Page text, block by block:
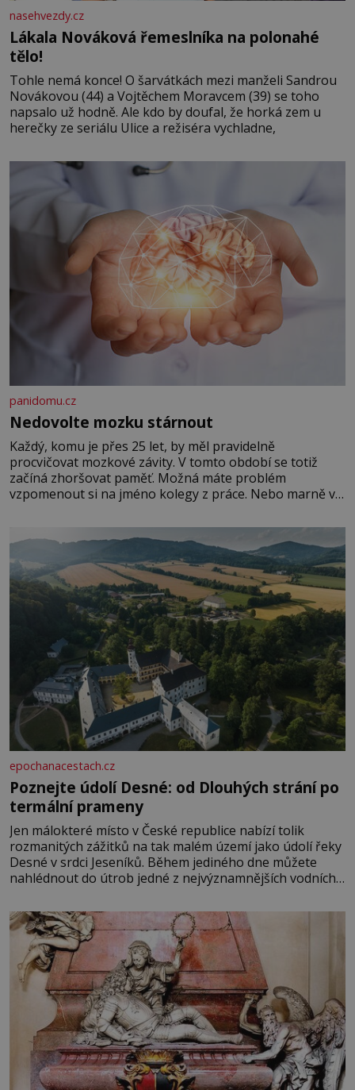
nasehvezdy.cz
Lákala Nováková řemeslníka na polonahé
tělo!
Tohle nemá konce! O šarvátkách mezi manželi Sandrou
Novákovou (44) a Vojtěchem Moravcem (39) se toho
napsalo už hodně. Ale kdo by doufal, že horká zem u
herečky ze seriálu Ulice a režiséra vychladne,
panidomu.cz
Nedovolte mozku stárnout
Každý, komu je přes 25 let, by měl pravidelně
procvičovat mozkové závity. V tomto období se totiž
začíná zhoršovat paměť. Možná máte problém
vzpomenout si na jméno kolegy z práce. Nebo marně v
Je to opravdu tak, s věkem jako kdyby se paměť
rozhodla stávkovat. Cvičte
epochanacestach.cz
Poznejte údolí Desné: od Dlouhých strání po
termální prameny
Jen málokteré místo v České republice nabízí tolik
rozmanitých zážitků na tak malém území jako údolí řeky
Desné v srdci Jeseníků. Během jediného dne můžete
nahlédnout do útrob jedné z nejvýznamnějších vodních
se na koloběžce a den zakončit poznáváním památek ve
Velkých Losinách nebo v termálním